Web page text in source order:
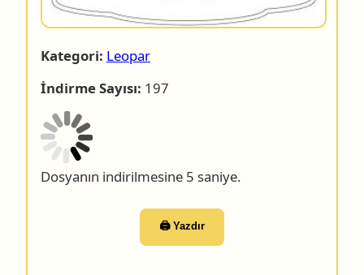
Kategori: Leopar
İndirme Sayısı: 197
Dosyanın indirilmesine 4 saniye.